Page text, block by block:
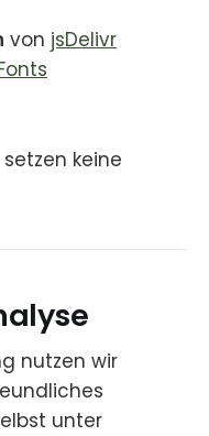
von jsDelivr
keine
nutzen wir
unter